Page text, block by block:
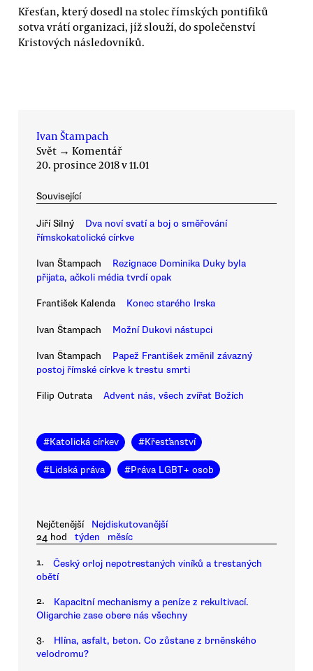
Křesťan, který dosedl na stolec římských pontifiků
sotva vrátí organizaci, jíž slouží, do společenství
Kristových následovníků.
Ivan Štampach
Svět → Komentář
20. prosince 2018 v 11.01
Související
Jiří Silný
Dva noví svatí a boj o směřování
římskokatolické církve
Ivan Štampach
Rezignace Dominika Duky byla
přijata, ačkoli média tvrdí opak
František Kalenda Konec starého Irska
Ivan Štampach Možní Dukovi nástupci
Ivan Štampach
Papež František změnil závazný
postoj římské církve k trestu smrti
Filip Outrata Advent nás, všech zvířat Božích
#Katolická církev #Křesťanství
#Lidská práva #Práva LGBT+ osob
Nejčtenější
Nejdiskutovanější
24 hod
týden měsíc
1.
Český orloj nepotrestaných viníků a trestaných
obětí
2.
Kapacitní mechanismy a peníze z rekultivací.
Oligarchie zase obere nás všechny
3.
Hlína, asfalt, beton. Co zůstane z brněnského
velodromu?